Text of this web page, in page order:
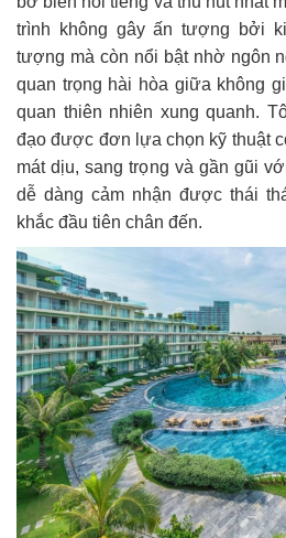
trình không gây ấn tượng bởi
tượng mà còn nổi bật nhờ ngôn
quan trọng hài hòa giữa không
quan thiên nhiên xung quanh.
đạo được đơn lựa chọn kỹ thuật
mát dịu, sang trọng và gần gũi
dễ dàng cảm nhận được thái
khắc đầu tiên chân đến.